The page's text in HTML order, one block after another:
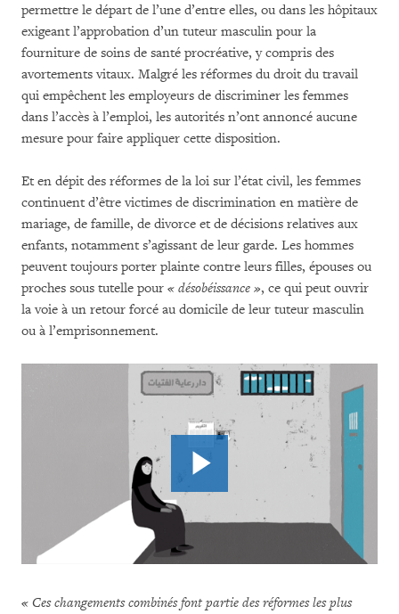
permettre le départ de l’une d’entre elles, ou dans les hôpitaux
exigeant l’approbation d’un tuteur masculin pour la
fourniture de soins de santé procréative, y compris des
avortements vitaux. Malgré les réformes du droit du travail
qui empêchent les employeurs de discriminer les femmes
dans l’accès à l’emploi, les autorités n’ont annoncé aucune
mesure pour faire appliquer cette disposition.
Et en dépit des réformes de la loi sur l’état civil, les femmes
continuent d’être victimes de discrimination en matière de
mariage, de famille, de divorce et de décisions relatives aux
enfants, notamment s’agissant de leur garde. Les hommes
peuvent toujours porter plainte contre leurs filles, épouses ou
proches sous tutelle pour « désobéissance », ce qui peut ouvrir
la voie à un retour forcé au domicile de leur tuteur masculin
ou à l’emprisonnement.
« Ces changements combinés font partie des réformes les plus